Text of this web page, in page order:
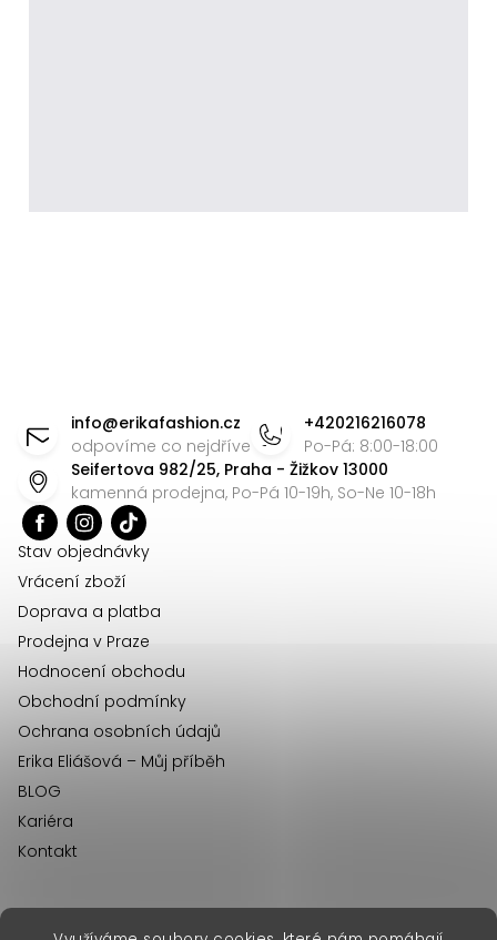
info@erikafashion.cz
odpovíme co nejdříve
+420216216078
Po-Pá: 8:00-18:00
Seifertova 982/25, Praha - Žižkov 13000
kamenná prodejna, Po-Pá 10-19h, So-Ne 10-18h
Stav objednávky
Vrácení zboží
Doprava a platba
Prodejna v Praze
Hodnocení obchodu
Obchodní podmínky
Ochrana osobních údajů
Erika Eliášová – Můj příběh
BLOG
Kariéra
Kontakt